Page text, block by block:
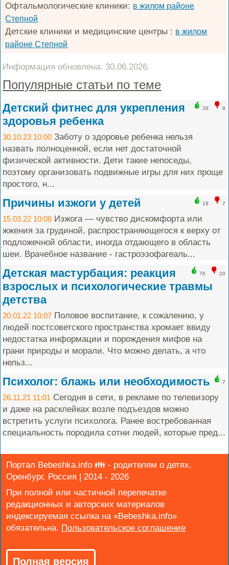
Офтальмологические клиники: в жилом районе
Степной
Детские клиники и медицинские центры : в жилом
районе Степной
Информация обновлена: 30.06.2026.
Популярные статьи по теме
28 8
Детский фитнес для укрепления
здоровья ребенка
30.10.23 10:00 Заботу о здоровье ребенка нельзя
назвать полноценной, если нет достаточной
физической активности. Дети такие непоседы,
поэтому организовать подвижные игры для них проще
простого, н...
18 7
Причины изжоги у детей
15.03.22 10:08 Изжога — чувство дискомфорта или
жжения за грудиной, распространяющегося к верху от
подложечной области, иногда отдающего в область
шеи. Врачебное название - гастроэзофагеаль...
76 20
Детская мастурбация: реакция
взрослых и психологические травмы
детства
20.01.22 10:07 Половое воспитание, к сожалению, у
людей постсоветского пространства хромает ввиду
недостатка информации и порождения мифов на
грани природы и морали. Что можно делать, а что
нельз...
7
Психолог: блажь или необходимость
26.11.21 11:01 Сегодня в сети, в рекламе по телевизору
и даже на расклейках возле подъездов можно
встретить услуги психолога. Ранее востребованная
специальность породила сотни людей, которые пред...
Портал Bebeshka.info 👪 - родителям о детях.
Оренбург, Россия | 2014 - 2026
При полной или частичной перепечатке
редакционных и авторских материалов
индексируемая ссылка на «Bebeshka.info»
обязательна.
Полная версия